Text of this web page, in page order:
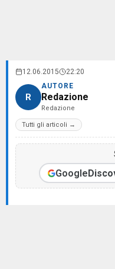
12.06.2015 22:20
R
AUTORE
Redazione
Redazione
Tutti gli articoli →
Google